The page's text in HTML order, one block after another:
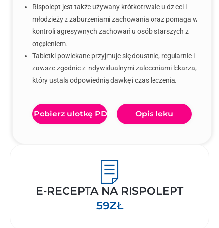
Rispolept jest także używany krótkotrwale u dzieci i
młodzieży z zaburzeniami zachowania oraz pomaga w
kontroli agresywnych zachowań u osób starszych z
otępieniem.
Tabletki powlekane przyjmuje się doustnie, regularnie i
zawsze zgodnie z indywidualnymi zaleceniami lekarza,
który ustala odpowiednią dawkę i czas leczenia.
Pobierz ulotkę PDF Opis leku
E-RECEPTA NA RISPOLEPT
59ZŁ